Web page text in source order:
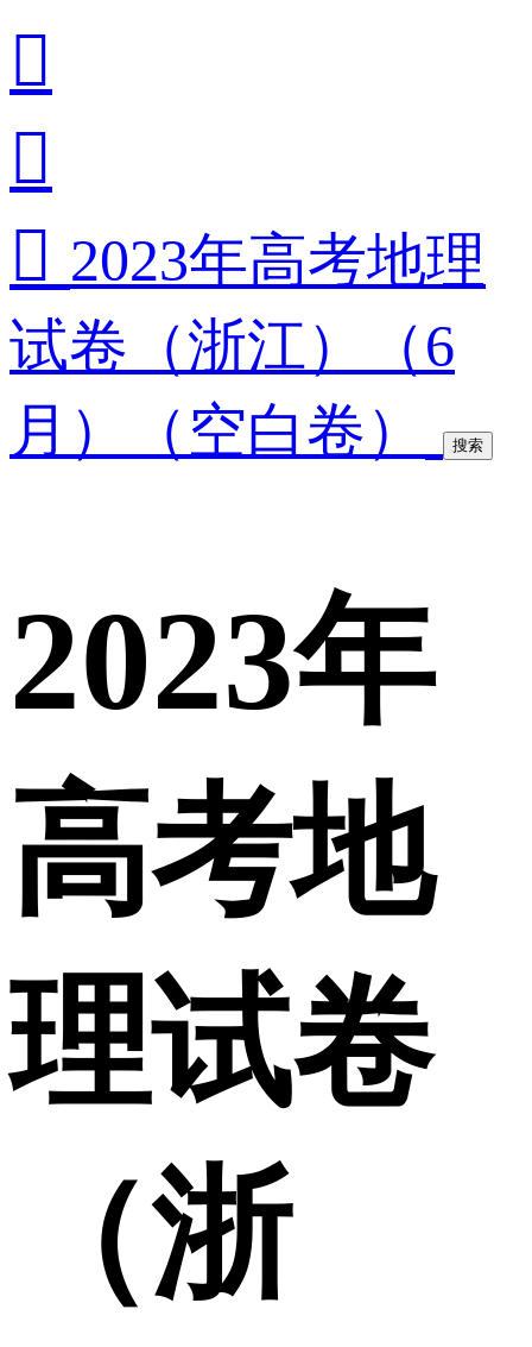


 2023年高考地理
试卷（浙江）（6
月）（空白卷）
搜索
2023年
高考地
理试卷
（浙